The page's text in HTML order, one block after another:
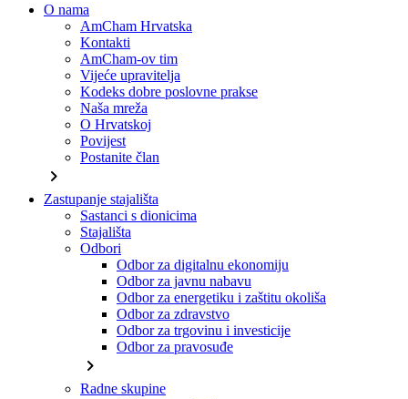
O nama
AmCham Hrvatska
Kontakti
AmCham-ov tim
Vijeće upravitelja
Kodeks dobre poslovne prakse
Naša mreža
O Hrvatskoj
Povijest
Postanite član
chevron_right
Zastupanje stajališta
Sastanci s dionicima
Stajališta
Odbori
Odbor za digitalnu ekonomiju
Odbor za javnu nabavu
Odbor za energetiku i zaštitu okoliša
Odbor za zdravstvo
Odbor za trgovinu i investicije
Odbor za pravosuđe
chevron_right
Radne skupine